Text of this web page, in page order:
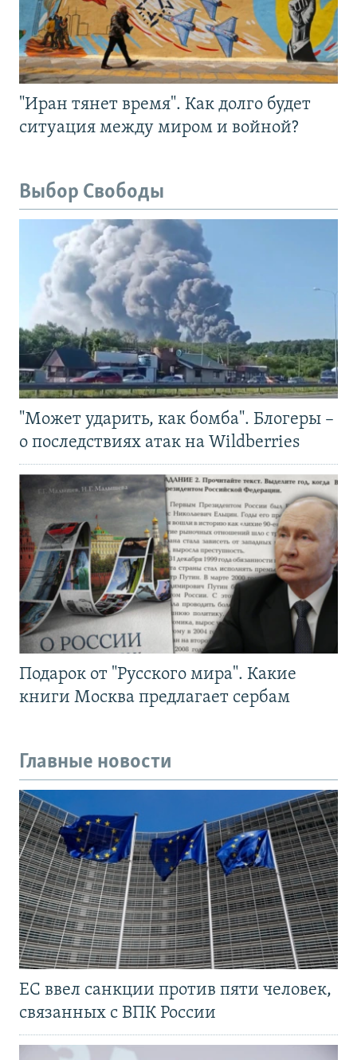
"Иран тянет время". Как долго будет
ситуация между миром и войной?
Выбор Свободы
"Может ударить, как бомба". Блогеры –
о последствиях атак на Wildberries
Подарок от "Русского мира". Какие
книги Москва предлагает сербам
Главные новости
ЕС ввел санкции против пяти человек,
связанных с ВПК России